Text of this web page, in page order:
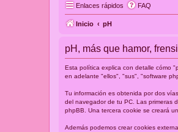
Enlaces rápidos FAQ
Inicio pH
pH, más que hamor,
Esta política explica con detalle cómo
en adelante "ellos", "sus", "software
Tu información es obtenida por dos
del navegador de tu PC. Las primeras
phpBB. Una tercera cookie se creará
Además podemos crear cookies